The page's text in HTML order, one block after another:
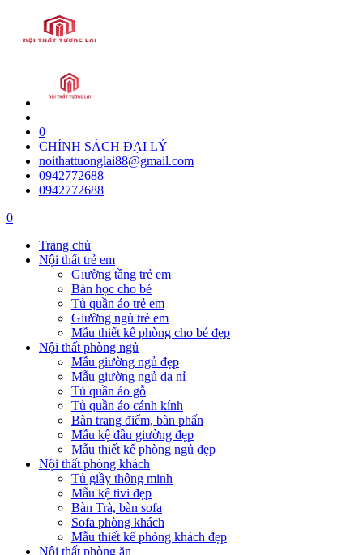
0
CHÍNH SÁCH ĐẠI LÝ
noithattuonglai88@gmail.com
0942772688
0942772688
0
Trang chủ
Nội thất trẻ em
Giường tầng trẻ em
Bàn học cho bé
Tủ quần áo trẻ em
Giường ngủ trẻ em
Mẫu thiết kế phòng cho bé đẹp
Nội thất phòng ngủ
Mẫu giường ngủ đẹp
Mẫu giường ngủ da nỉ
Tủ quần áo gỗ
Tủ quần áo cánh kính
Bàn trang điểm, bàn phấn
Mẫu kệ đầu giường đẹp
Mẫu thiết kế phòng ngủ đẹp
Nội thất phòng khách
Tủ giầy thông minh
Mẫu kệ tivi đẹp
Bàn Trà, bàn sofa
Sofa phòng khách
Mẫu thiết kế phòng khách đẹp
Nội thất phòng ăn